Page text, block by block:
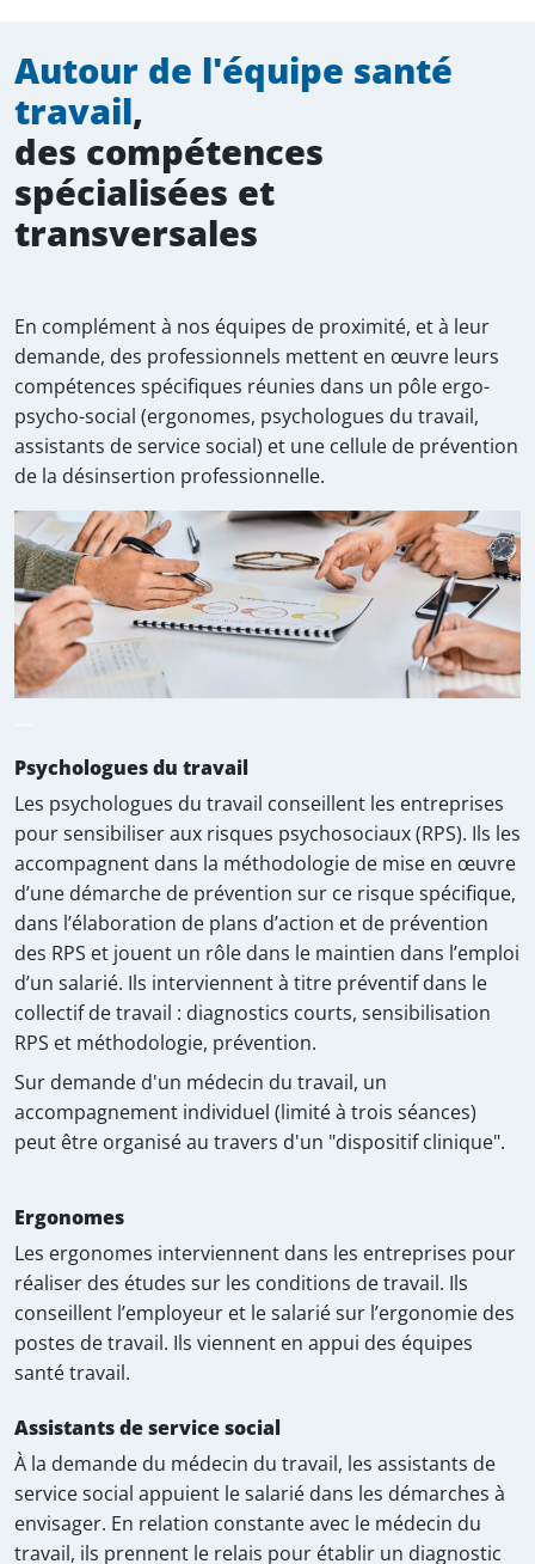
Autour de l'équipe santé
travail,
des compétences
spécialisées et
transversales
En complément à nos équipes de proximité, et à leur
demande, des professionnels mettent en œuvre leurs
compétences spécifiques réunies dans un pôle ergo-
psycho-social (ergonomes, psychologues du travail,
assistants de service social) et une cellule de prévention
de la désinsertion professionnelle.
Psychologues du travail
Les psychologues du travail conseillent les entreprises
pour sensibiliser aux risques psychosociaux (RPS). Ils les
accompagnent dans la méthodologie de mise en œuvre
d’une démarche de prévention sur ce risque spécifique,
dans l’élaboration de plans d’action et de prévention
des RPS et jouent un rôle dans le maintien dans l’emploi
d’un salarié. Ils interviennent à titre préventif dans le
collectif de travail : diagnostics courts, sensibilisation
RPS et méthodologie, prévention.
Sur demande d'un médecin du travail, un
accompagnement individuel (limité à trois séances)
peut être organisé au travers d'un "dispositif clinique".
Ergonomes
Les ergonomes interviennent dans les entreprises pour
réaliser des études sur les conditions de travail. Ils
conseillent l’employeur et le salarié sur l’ergonomie des
postes de travail. Ils viennent en appui des équipes
santé travail.
Assistants de service social
À la demande du médecin du travail, les assistants de
service social appuient le salarié dans les démarches à
envisager. En relation constante avec le médecin du
travail, ils prennent le relais pour établir un diagnostic